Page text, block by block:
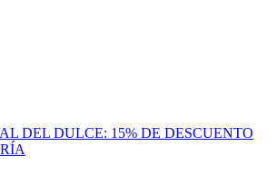
DEL DULCE: 15% DE DESCUENTO